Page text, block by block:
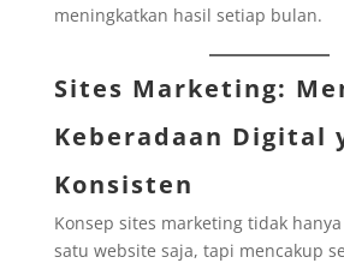
meningkatkan hasil setiap bulan.
Sites Marketing:
Keberadaan Digital
Konsisten
Konsep sites marketing tidak
satu website saja, tapi mencakup